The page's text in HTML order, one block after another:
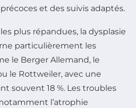
et des suivis adaptés.
plus répandues, la dysplasie
particulièrement les
le Berger Allemand, le
le Rottweiler, avec une
souvent 18 %. Les troubles
l’atrophie